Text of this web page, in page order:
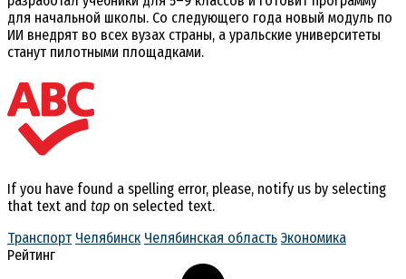
для начальной школы. Со следующего года новый модуль по
ИИ внедрят во всех вузах страны, а уральские университеты
станут пилотными площадками.
If you have found a spelling error, please, notify us by selecting
that text and tap on selected text.
Транспорт Челябинск Челябинская область Экономика
Рейтинг